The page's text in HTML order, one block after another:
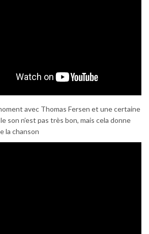
avec Thomas Fersen et une certaine
son n’est pas très bon, mais cela donne
la chanson